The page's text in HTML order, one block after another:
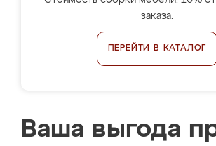
заказа.
ПЕРЕЙТИ В КАТАЛОГ
Ваша выгода